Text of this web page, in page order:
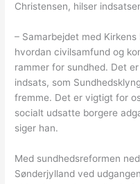
Christensen, hilser
– Samarbejdet med
hvordan civilsamfund og
rammer for sundhed. Det
indsats, som
fremme. Det er vigtigt for
socialt udsatte borgere
siger han.
Med sundhedsreformen
Sønderjylland ved